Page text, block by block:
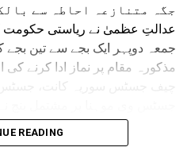
جگہ متنازعہ احاطہ سے
عدالتِ عظمیٰ نے ریاستی حکومت
جمعہ دوپہر ایک بجے سے تین بجے
مذکورہ مقام پر نماز ادا کرنے کی
حکم سے ریاستی حکومت اور
جمعہ کی نماز کے لیے کسی
READING